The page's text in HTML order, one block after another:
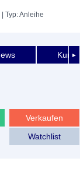
| Typ: Anleihe
►
Verkaufen
Watchlist